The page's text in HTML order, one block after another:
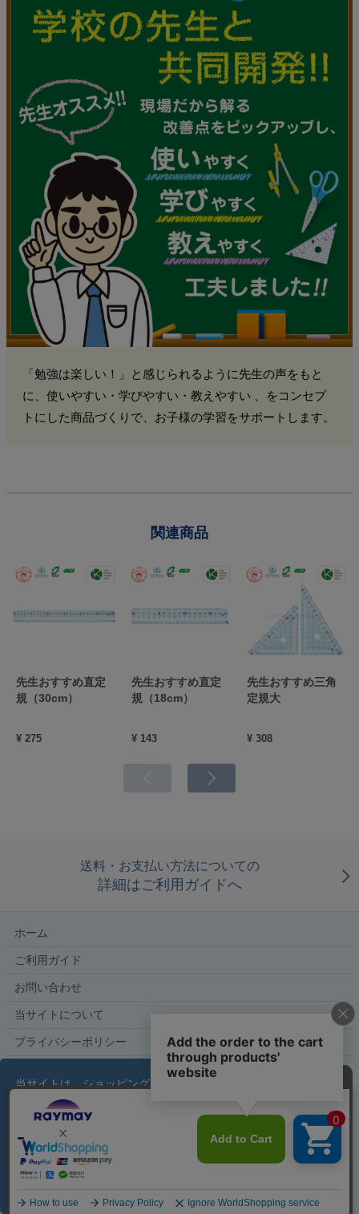
当サイトは、ショッピング機能および利便性の向上を
目的にクッキーを使用しています。サイトの利用を続
ける場合、クッキーに関するポリシーを受け入れたも
のと見なされます。
「勉強は楽しい！」と感じられるように先生の声をもと
に、使いやすい・学びやすい・教えやすい 、をコンセプ
トにした商品づくりで、お子様の学習をサポートします。
関連商品
先生おすすめ直定
規（30cm）
¥ 275
先生おすすめ直定
規（18cm）
¥ 143
先生おすすめ三角
定規大
¥ 308
送料・お支払い方法についての
詳細はご利用ガイドへ
ホーム
ご利用ガイド
お問い合わせ
当サイトについて
プライバシーポリシー
こだわり文具の専門店【文具スタイル】レイメイストア
copyright (c) Raymay Store all rights reserved.